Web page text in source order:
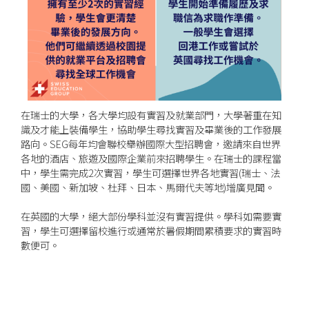
在瑞士的大學，各大學均設有實習及就業部門，大學著重在知
識及才能上裝備學生，協助學生尋找實習及畢業後的工作發展
路向。SEG每年均會聯校舉辦國際大型招聘會，邀請來自世界
各地的酒店、旅遊及國際企業前來招聘學生。在瑞士的課程當
中，學生需完成2次實習，學生可選擇世界各地實習(瑞士、法
國、美國、新加坡、杜拜、日本、馬爾代夫等地)增廣見聞。
在英國的大學，絕大部份學科並沒有實習提供。學科如需要實
習，學生可選擇留校進行或通常於暑假期間累積要求的實習時
數便可。